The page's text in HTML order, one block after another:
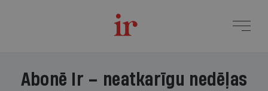
Abonē Ir – neatkarīgu nedēļas